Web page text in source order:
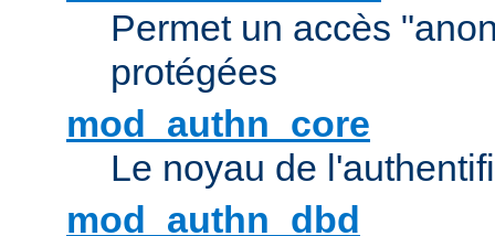
Permet un accès
protégées
mod_authn_core
Le noyau de
mod_authn_dbd